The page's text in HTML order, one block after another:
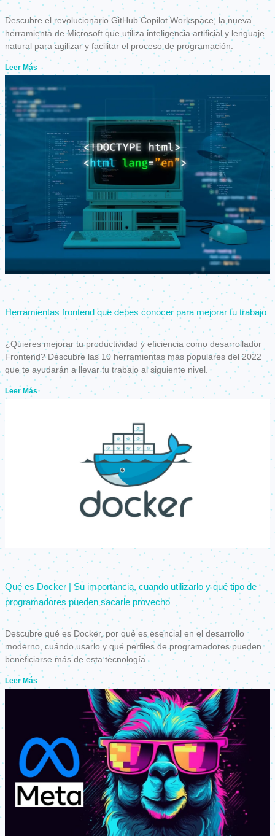
Descubre el revolucionario GitHub Copilot Workspace, la nueva
herramienta de Microsoft que utiliza inteligencia artificial y lenguaje
natural para agilizar y facilitar el proceso de programación.
Leer Más
Herramientas frontend que debes conocer para mejorar tu trabajo
¿Quieres mejorar tu productividad y eficiencia como desarrollador
Frontend? Descubre las 10 herramientas más populares del 2022
que te ayudarán a llevar tu trabajo al siguiente nivel.
Leer Más
Qué es Docker | Su importancia, cuando utilizarlo y qué tipo de
programadores pueden sacarle provecho
Descubre qué es Docker, por qué es esencial en el desarrollo
moderno, cuándo usarlo y qué perfiles de programadores pueden
beneficiarse más de esta tecnología.
Leer Más